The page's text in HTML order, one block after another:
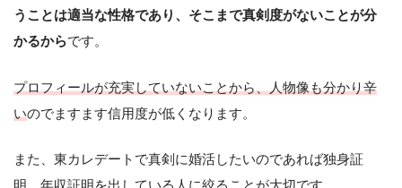
うことは適当な性格であり、そこまで真剣度がないことが分
かるからです。
プロフィールが充実していないことから、人物像も分かり辛
いのでますます信用度が低くなります。
また、東カレデートで真剣に婚活したいのであれば独身証